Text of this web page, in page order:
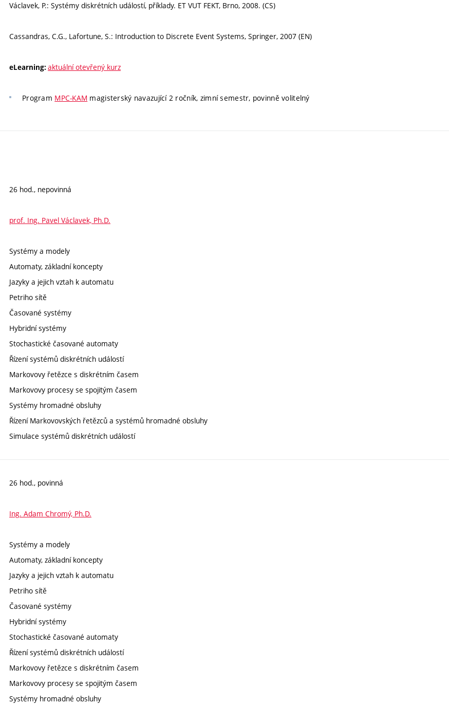
Václavek, P.: Systémy diskrétních událostí, příklady. ET VUT FEKT, Brno, 2008. (CS)
Cassandras, C.G., Lafortune, S.: Introduction to Discrete Event Systems, Springer, 2007 (EN)
eLearning: aktuální otevřený kurz
Program MPC-KAM magisterský navazující 2 ročník, zimní semestr, povinně volitelný
26 hod., nepovinná
prof. Ing. Pavel Václavek, Ph.D.
Systémy a modely
Automaty, základní koncepty
Jazyky a jejich vztah k automatu
Petriho sítě
Časované systémy
Hybridní systémy
Stochastické časované automaty
Řízení systémů diskrétních událostí
Markovovy řetězce s diskrétním časem
Markovovy procesy se spojitým časem
Systémy hromadné obsluhy
Řízení Markovovských řetězců a systémů hromadné obsluhy
Simulace systémů diskrétních událostí
26 hod., povinná
Ing. Adam Chromý, Ph.D.
Systémy a modely
Automaty, základní koncepty
Jazyky a jejich vztah k automatu
Petriho sítě
Časované systémy
Hybridní systémy
Stochastické časované automaty
Řízení systémů diskrétních událostí
Markovovy řetězce s diskrétním časem
Markovovy procesy se spojitým časem
Systémy hromadné obsluhy